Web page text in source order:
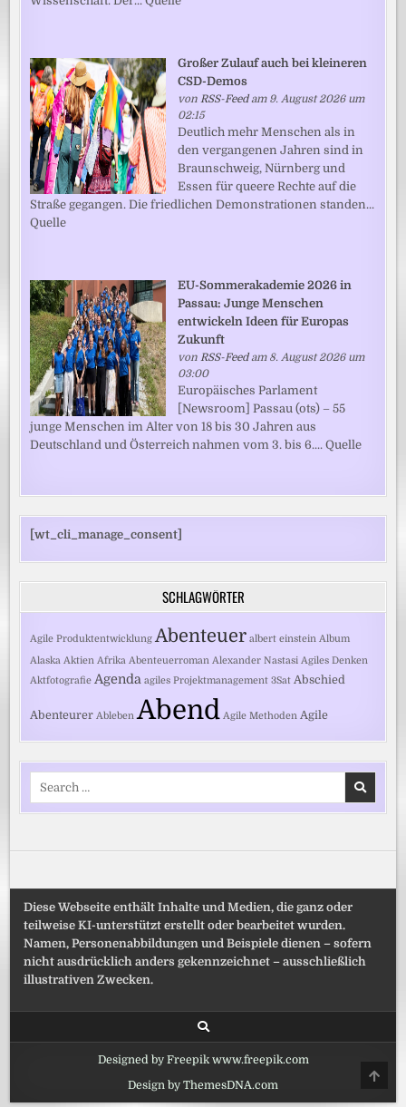
Großer Zulauf auch bei kleineren
CSD-Demos
vonRSS-Feedam 9. August 2026 um
02:15
Deutlich mehr Menschen als in
den vergangenen Jahren sind in
Braunschweig, Nürnberg und
Essen für queere Rechte auf die
Straße gegangen. Die friedlichen Demonstrationen standen...
Quelle
EU-Sommerakademie 2026 in
Passau: Junge Menschen
entwickeln Ideen für Europas
Zukunft
vonRSS-Feedam 8. August 2026 um
03:00
Europäisches Parlament
[Newsroom] Passau (ots) – 55
junge Menschen im Alter von 18 bis 30 Jahren aus
Deutschland und Österreich nahmen vom 3. bis 6.... Quelle
[wt_cli_manage_consent]
SCHLAGWÖRTER
Agile Produktentwicklung Abenteuer albert einstein Album
Alaska Aktien Afrika Abenteuerroman Alexander Nastasi Agiles Denken
Aktfotografie Agenda agiles Projektmanagement 3Sat Abschied
Abenteurer Ableben Abend Agile Methoden Agile
Diese Webseite enthält Inhalte und Medien, die ganz oder
teilweise KI-unterstützt erstellt oder bearbeitet wurden.
Namen, Personenabbildungen und Beispiele dienen – sofern
nicht ausdrücklich anders gekennzeichnet – ausschließlich
illustrativen Zwecken.
Designed by Freepik www.freepik.com
Design by ThemesDNA.com
TOP